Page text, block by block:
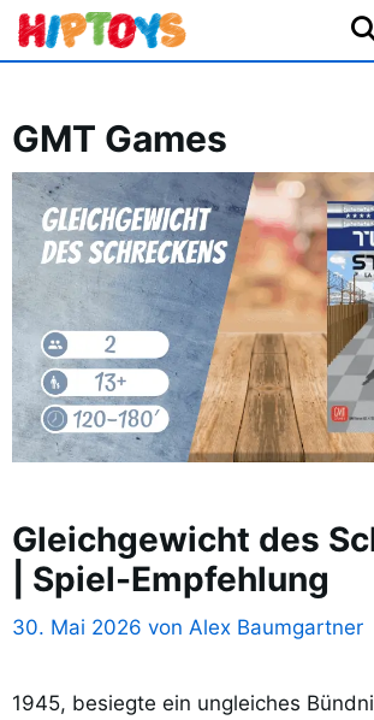
Zum
Inhalt
GMT Games
Gleichgewicht des
| Spiel-Empfehlung
30. Mai 2026 von Alex Baumgartner
1945, besiegte ein ungleiches